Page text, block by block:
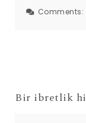
Comments:
Bir ibretlik